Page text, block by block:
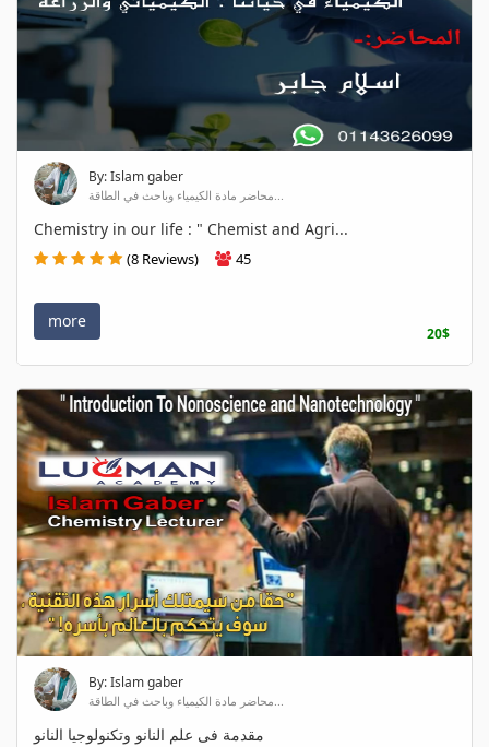
By: Islam gaber
محاضر مادة الكيمياء وباحث في الطاقة...
Chemistry in our life : " Chemist and Agri...
(8 Reviews) 45
more
20$
By: Islam gaber
محاضر مادة الكيمياء وباحث في الطاقة...
مقدمة فى علم النانو وتكنولوجيا النانو